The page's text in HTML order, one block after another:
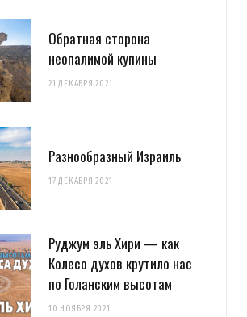
Обратная сторона
неопалимой купины
21 ДЕКАБРЯ 2021
Разнообразный Израиль
17 ДЕКАБРЯ 2021
Руджум эль Хири — как
Колесо духов крутило нас
по Голанским высотам
10 НОЯБРЯ 2021